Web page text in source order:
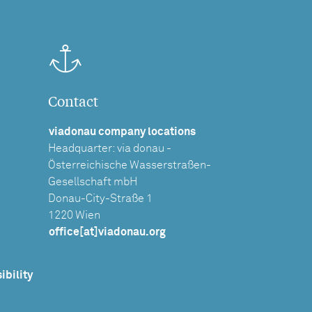
Contact
viadonau company locations
Headquarter: via donau -
Österreichische Wasserstraßen-
Gesellschaft mbH
Donau-City-Straße 1
1220 Wien
office[at]viadonau.org